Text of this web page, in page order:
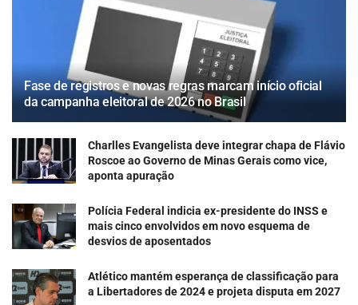
Fase de registros e novas regras marcam início oficial
da campanha eleitoral de 2026 no Brasil
Charlles Evangelista deve integrar chapa de Flávio
Roscoe ao Governo de Minas Gerais como vice,
aponta apuração
Polícia Federal indicia ex-presidente do INSS e
mais cinco envolvidos em novo esquema de
desvios de aposentados
Atlético mantém esperança de classificação para
a Libertadores de 2024 e projeta disputa em 2027